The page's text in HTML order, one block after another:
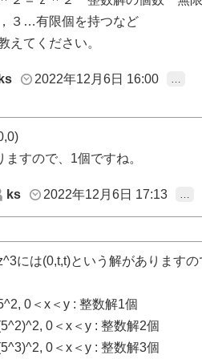
３…有限個を持つなど
えてください。
ks 2022年12月6日 16:00 …
ますので、1個ですね。
ks 2022年12月6日 17:13 …
には(0,t,t)という解がありますの
0＜x＜y : 整数解1個
0＜x＜y : 整数解2個
0＜x＜y : 整数解3個